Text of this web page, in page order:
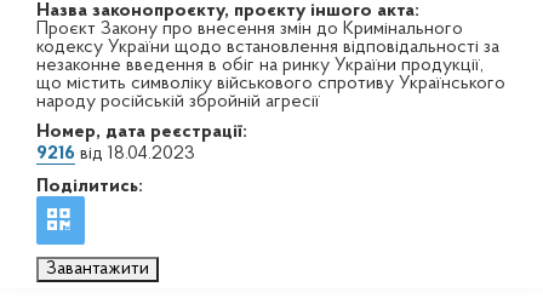
Назва законопроєкту, проєкту іншого акта:
Проєкт Закону про внесення змін до Кримінального
кодексу України щодо встановлення відповідальності за
незаконне введення в обіг на ринку України продукції,
що містить символіку військового спротиву Українського
народу російській збройній агресії
Номер, дата реєстрації:
9216 від 18.04.2023
Поділитись:
Завантажити